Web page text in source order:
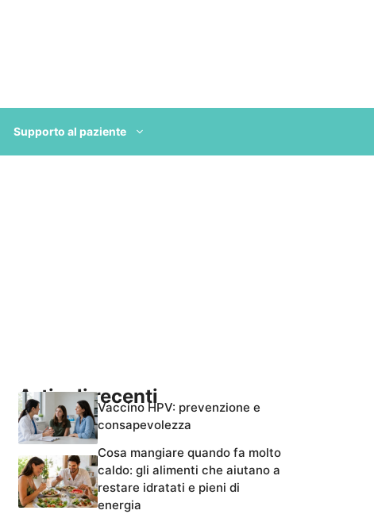
Supporto al paziente
Articoli recentiVaccino HPV: prevenzione e
consapevolezza
Cosa mangiare quando fa molto
caldo: gli alimenti che aiutano a
restare idratati e pieni di
energia